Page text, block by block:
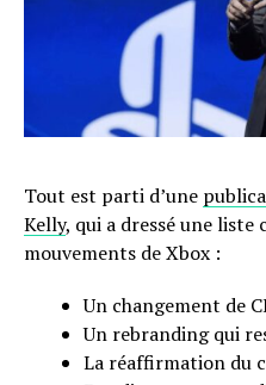
Tout est parti d’une
Kelly, qui a dressé une
mouvements de Xbox :
Un changement de
Un rebranding qui
La réaffirmation du